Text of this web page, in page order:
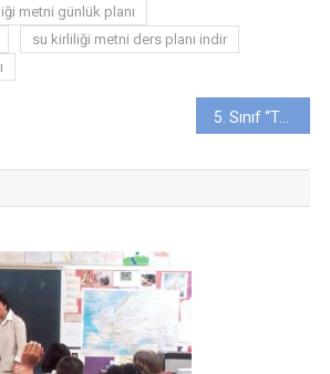
metni günlük planı
su kirliliği metni ders planı indir
5. Sınıf “TAMBURİ CEMİL BEY ENSTRÜMANLARI ANLATIYOR” Metni Günlük Ders Planı